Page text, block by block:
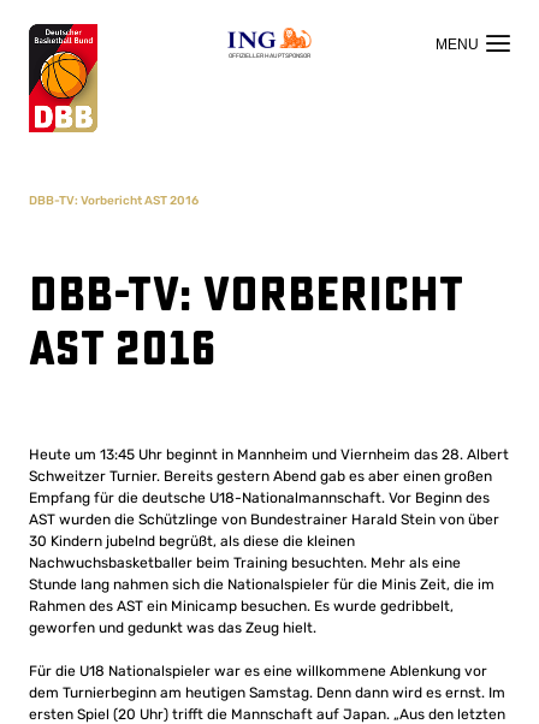
OFFIZIELLER HAUPTSPONSOR
DBB-TV: Vorbericht AST 2016
DBB-TV: Vorbericht
AST 2016
Heute um 13:45 Uhr beginnt in Mannheim und Viernheim das 28. Albert
Schweitzer Turnier. Bereits gestern Abend gab es aber einen großen
Empfang für die deutsche U18-Nationalmannschaft. Vor Beginn des
AST wurden die Schützlinge von Bundestrainer Harald Stein von über
30 Kindern jubelnd begrüßt, als diese die kleinen
Nachwuchsbasketballer beim Training besuchten. Mehr als eine
Stunde lang nahmen sich die Nationalspieler für die Minis Zeit, die im
Rahmen des AST ein Minicamp besuchen. Es wurde gedribbelt,
geworfen und gedunkt was das Zeug hielt.
Für die U18 Nationalspieler war es eine willkommene Ablenkung vor
dem Turnierbeginn am heutigen Samstag. Denn dann wird es ernst. Im
ersten Spiel (20 Uhr) trifft die Mannschaft auf Japan. „Aus den letzten